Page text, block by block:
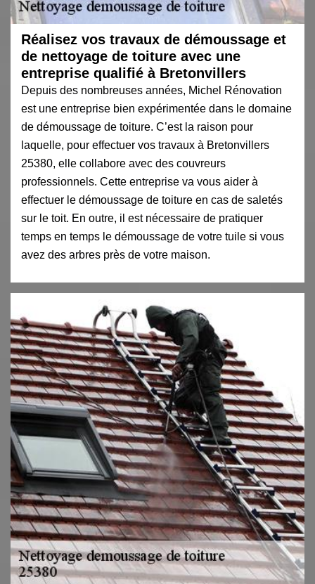
Réalisez vos travaux de démoussage et
de nettoyage de toiture avec une
entreprise qualifié à Bretonvillers
Depuis des nombreuses années, Michel Rénovation
est une entreprise bien expérimentée dans le domaine
de démoussage de toiture. C’est la raison pour
laquelle, pour effectuer vos travaux à Bretonvillers
25380, elle collabore avec des couvreurs
professionnels. Cette entreprise va vous aider à
effectuer le démoussage de toiture en cas de saletés
sur le toit. En outre, il est nécessaire de pratiquer
temps en temps le démoussage de votre tuile si vous
avez des arbres près de votre maison.